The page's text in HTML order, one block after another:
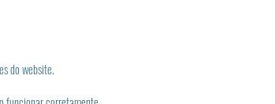
do website.